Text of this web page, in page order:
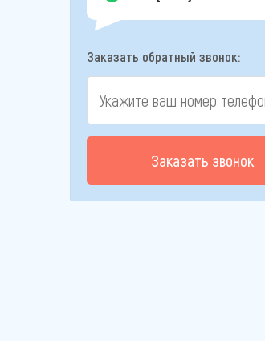
Заказать обратный звонок:
Заказать звонок